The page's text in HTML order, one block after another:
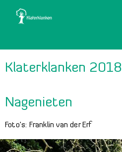
Klaterklanken 2018
Nagenieten
Foto’s: Franklin van der Erf